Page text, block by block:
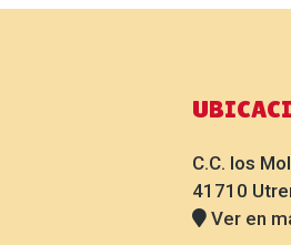
C.C. los
41710
Ver en